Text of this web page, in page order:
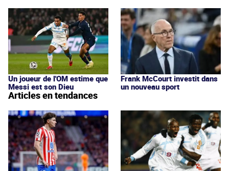
Un joueur de l'OM estime que
Messi est son Dieu
Frank McCourt investit dans
un nouveau sport
Articles en tendances